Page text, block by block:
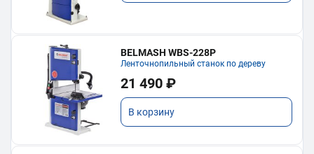
BELMASH WBS-228P
Ленточнопильный станок по дереву
21 490 ₽
В корзину